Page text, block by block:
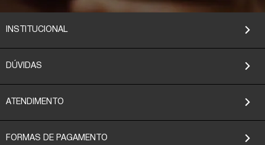
INSTITUCIONAL
DÚVIDAS
ATENDIMENTO
FORMAS DE PAGAMENTO